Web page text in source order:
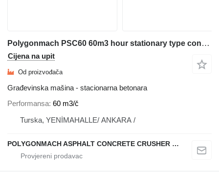
Polygonmach PSC60 60m3 hour stationary type concrete plant
Cijena na upit
Od proizvođača
Građevinska mašina - stacionarna betonara
Performansa 60 m3/č
Turska, YENİMAHALLE/ ANKARA /
POLYGONMACH ASPHALT CONCRETE CRUSHER SYSTEMS